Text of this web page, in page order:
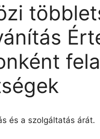
és a szolgáltatás árát.